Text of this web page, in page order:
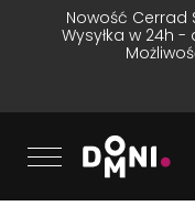
Nowość Cerrad
Wysyłka w 24h